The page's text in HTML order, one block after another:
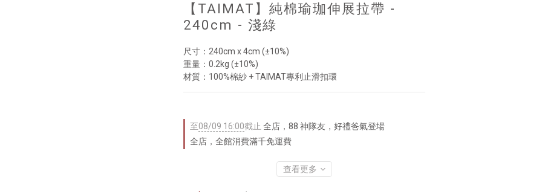
【TAIMAT】純棉瑜珈伸展拉帶 -
240cm - 淺綠
尺寸：240cm x 4cm (±10%)
重量：0.2kg (±10%)
材質：100%棉紗 + TAIMAT專利止滑扣環
至08/09 16:00截止 全店，88 神隊友，好禮爸氣登場
全店，全館消費滿千免運費
查看更多